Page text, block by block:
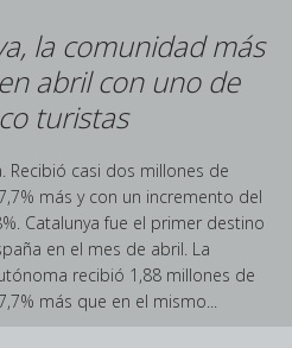
la comunidad más
abril con uno de
turistas
Recibió casi dos millones de
más y con un incremento del
Catalunya fue el primer destino
en el mes de abril. La
recibió 1,88 millones de
más que en el mismo...